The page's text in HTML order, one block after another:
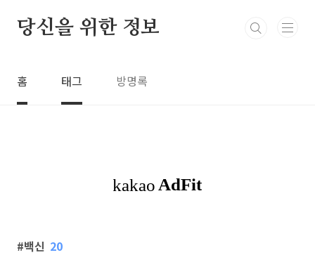
당신을 위한 정보
홈 태그 방명록
백신 20